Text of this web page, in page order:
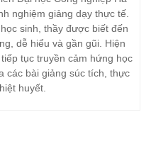
nghiệm giảng dạy thực tế.
sinh, thầy được biết đến
dễ hiểu và gần gũi. Hiện
tục truyền cảm hứng học
các bài giảng súc tích, thực
huyết.